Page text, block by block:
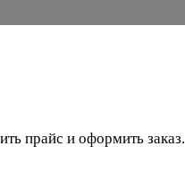
прайс и оформить заказ.